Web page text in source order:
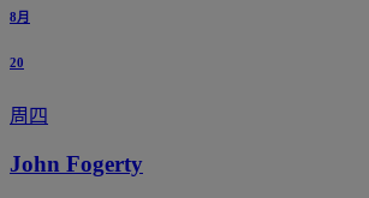
8月
20
周四
John Fogerty